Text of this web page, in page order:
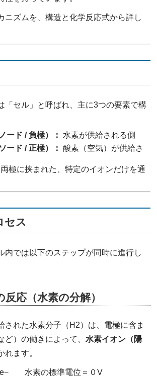
ニズムを、構造と化学反応式から詳し
「セル」と呼ばれ、主に3つの要素で構
ード / 負極）：
水素が供給される側
ード / 正極）： 酸素（空気）が供給さ
両極に挟まれた、特定のイオンだけを通
セス
では以下のステップが同時に進行し
応（水素の分解）
れた水素分子（H2​）は、電極に含ま
ど）の働きによって、 水素イオン（陽
れます。
水素の標準電位＝０V